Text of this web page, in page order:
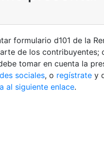
formulario d101 de la
de los contribuyentes;
tomar en cuenta la
sociales, o regístrate y
al siguiente enlace.